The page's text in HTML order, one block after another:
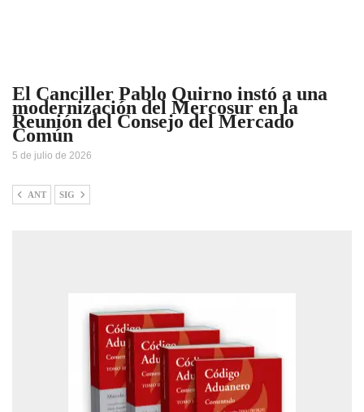
El Canciller Pablo Quirno instó a una
modernización del Mercosur en la
Reunión del Consejo del Mercado
Común
5 de julio de 2026
ANT SIG